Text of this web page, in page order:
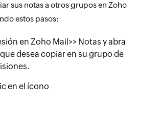
sus notas a otros grupos en Zoho
estos pasos:
en Zoho Mail>> Notas y abra
desea copiar en su grupo de
en el ícono